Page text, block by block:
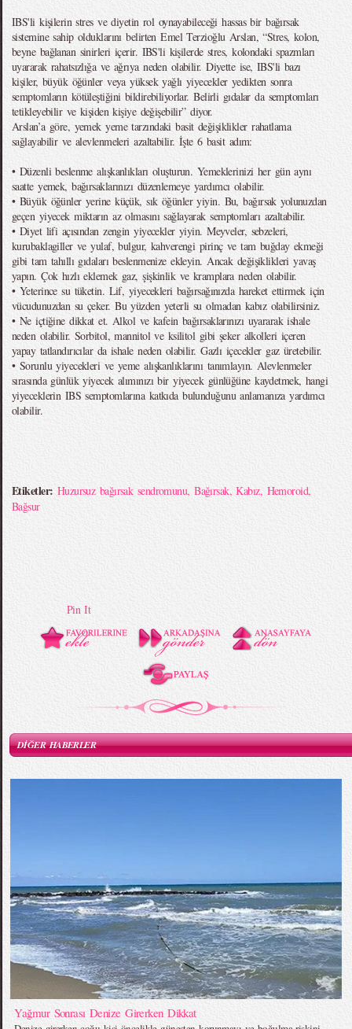
IBS'li kişilerin stres ve diyetin rol oynayabileceği hassas bir bağırsak
sistemine sahip olduklarını belirten Emel Terzioğlu Arslan, “Stres, kolon,
beyne bağlanan sinirleri içerir. IBS'li kişilerde stres, kolondaki spazmları
uyararak rahatsızlığa ve ağrıya neden olabilir. Diyette ise, IBS'li bazı
kişiler, büyük öğünler veya yüksek yağlı yiyecekler yedikten sonra
semptomların kötüleştiğini bildirebiliyorlar. Belirli gıdalar da semptomları
tetikleyebilir ve kişiden kişiye değişebilir” diyor.
Arslan’a göre, yemek yeme tarzındaki basit değişiklikler rahatlama
sağlayabilir ve alevlenmeleri azaltabilir. İşte 6 basit adım:
• Düzenli beslenme alışkanlıkları oluşturun. Yemeklerinizi her gün aynı
saatte yemek, bağırsaklarınızı düzenlemeye yardımcı olabilir.
• Büyük öğünler yerine küçük, sık öğünler yiyin. Bu, bağırsak yolunuzdan
geçen yiyecek miktarın az olmasını sağlayarak semptomları azaltabilir.
• Diyet lifi açısından zengin yiyecekler yiyin. Meyveler, sebzeleri,
kurubaklagiller ve yulaf, bulgur, kahverengi pirinç ve tam buğday ekmeği
gibi tam tahıllı gıdaları beslenmenize ekleyin. Ancak değişiklikleri yavaş
yapın. Çok hızlı eklemek gaz, şişkinlik ve kramplara neden olabilir.
• Yeterince su tüketin. Lif, yiyecekleri bağırsağınızda hareket ettirmek için
vücudunuzdan su çeker. Bu yüzden yeterli su olmadan kabız olabilirsiniz.
• Ne içtiğine dikkat et. Alkol ve kafein bağırsaklarınızı uyararak ishale
neden olabilir. Sorbitol, mannitol ve ksilitol gibi şeker alkolleri içeren
yapay tatlandırıcılar da ishale neden olabilir. Gazlı içecekler gaz üretebilir.
• Sorunlu yiyecekleri ve yeme alışkanlıklarını tanımlayın. Alevlenmeler
sırasında günlük yiyecek alımınızı bir yiyecek günlüğüne kaydetmek, hangi
yiyeceklerin IBS semptomlarına katkıda bulunduğunu anlamanıza yardımcı
olabilir.
Etiketler: Huzursuz bağırsak sendromunu,Bağırsak,Kabız, Hemoroid,
Bağsur
Pin It
DİĞER HABERLER
Yağmur Sonrası Denize Girerken Dikkat